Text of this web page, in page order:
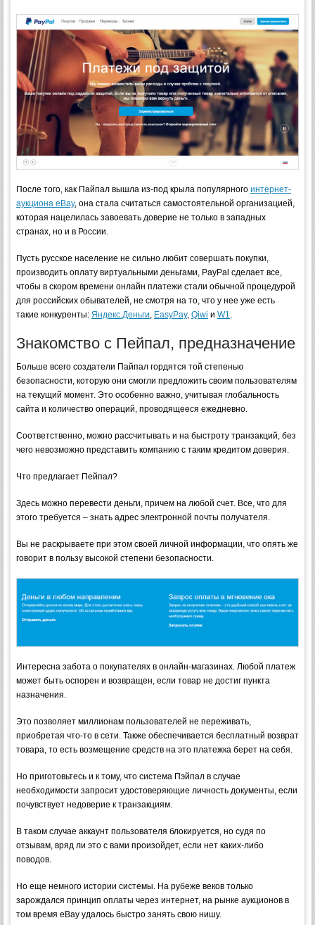
После того, как Пайпал вышла из-под крыла популярного интернет-
аукциона eBay, она стала считаться самостоятельной организацией,
которая нацелилась завоевать доверие не только в западных
странах, но и в России.
Пусть русское население не сильно любит совершать покупки,
производить оплату виртуальными деньгами, PayPal сделает все,
чтобы в скором времени онлайн платежи стали обычной процедурой
для российских обывателей, не смотря на то, что у нее уже есть
такие конкуренты: Яндекс.Деньги, EasyPay, Qiwi и W1.
Знакомство с Пейпал, предназначение
Больше всего создатели Пайпал гордятся той степенью
безопасности, которую они смогли предложить своим пользователям
на текущий момент. Это особенно важно, учитывая глобальность
сайта и количество операций, проводящееся ежедневно.
Соответственно, можно рассчитывать и на быстроту транзакций, без
чего невозможно представить компанию с таким кредитом доверия.
Что предлагает Пейпал?
Здесь можно перевести деньги, причем на любой счет. Все, что для
этого требуется – знать адрес электронной почты получателя.
Вы не раскрываете при этом своей личной информации, что опять же
говорит в пользу высокой степени безопасности.
Интересна забота о покупателях в онлайн-магазинах. Любой платеж
может быть оспорен и возвращен, если товар не достиг пункта
назначения.
Это позволяет миллионам пользователей не переживать,
приобретая что-то в сети. Также обеспечивается бесплатный возврат
товара, то есть возмещение средств на это платежка берет на себя.
Но приготовьтесь и к тому, что система Пэйпал в случае
необходимости запросит удостоверяющие личность документы, если
почувствует недоверие к транзакциям.
В таком случае аккаунт пользователя блокируется, но судя по
отзывам, вряд ли это с вами произойдет, если нет каких-либо
поводов.
Но еще немного истории системы. На рубеже веков только
зарождался принцип оплаты через интернет, на рынке аукционов в
том время eBay удалось быстро занять свою нишу.